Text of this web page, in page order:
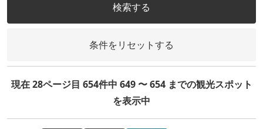
検索する
条件をリセットする
現在 28ページ目 654件中 649 〜 654 までの観光スポット
を表示中